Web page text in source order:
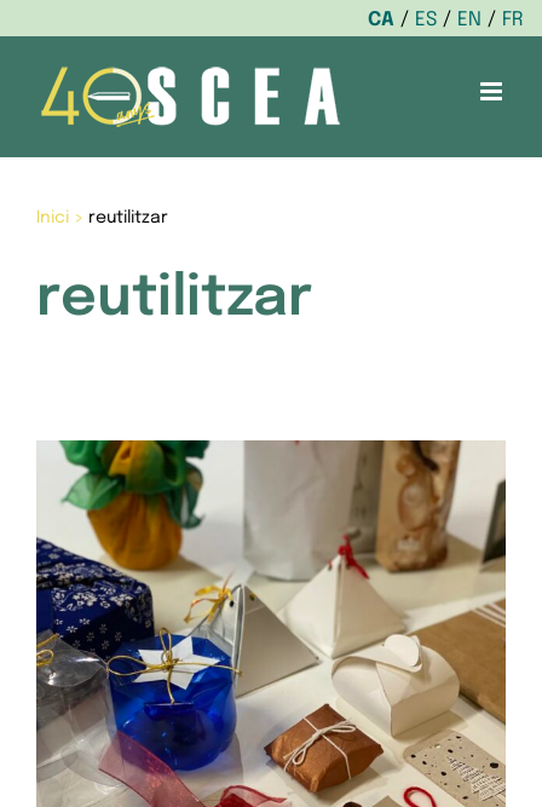
CA ES EN
FR
content
Inici> reutilitzar
reutilitzar